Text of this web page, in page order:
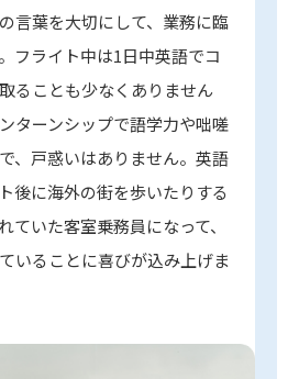
言葉を大切にして、業務に臨
フライト中は1日中英語でコ
ることも少なくありません
ターンシップで語学力や咄嗟
、戸惑いはありません。英語
後に海外の街を歩いたりする
ていた客室乗務員になって、
いることに喜びが込み上げま